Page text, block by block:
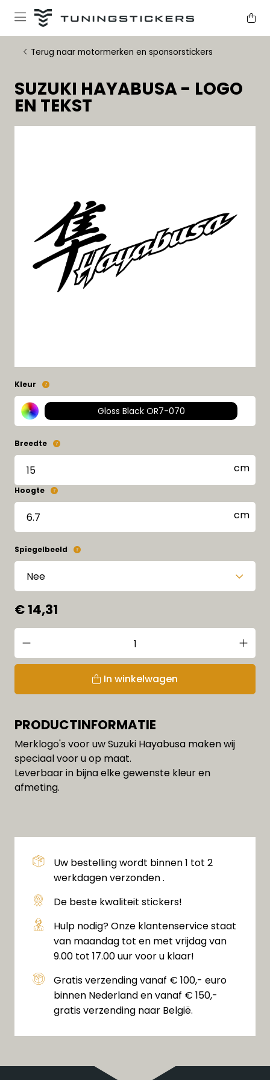
Terug naar motormerken en sponsorstickers
SUZUKI HAYABUSA - LOGO
EN TEKST
Kleur
Gloss Black OR7-070
Breedte
Hoogte
Spiegelbeeld
€ 14,31
In winkelwagen
PRODUCTINFORMATIE
Merklogo's voor uw Suzuki Hayabusa maken wij
speciaal voor u op maat.
Leverbaar in bijna elke gewenste kleur en
afmeting.
Uw bestelling wordt binnen 1 tot 2
werkdagen verzonden .
De beste kwaliteit stickers!
Hulp nodig? Onze klantenservice staat
van maandag tot en met vrijdag van
9.00 tot 17.00 uur voor u klaar!
Gratis verzending vanaf € 100,- euro
binnen Nederland en vanaf € 150,-
gratis verzending naar België.